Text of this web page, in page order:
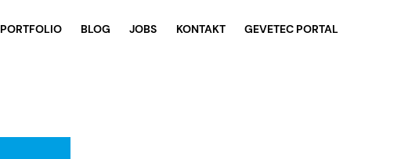
PORTFOLIO BLOG JOBS KONTAKT GEVETEC PORTAL